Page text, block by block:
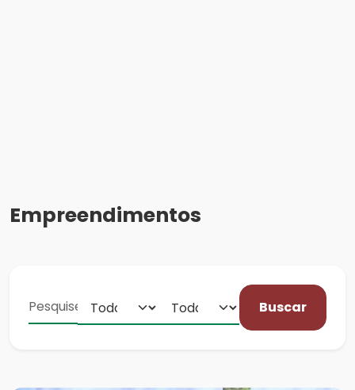
Empreendimentos
Buscar